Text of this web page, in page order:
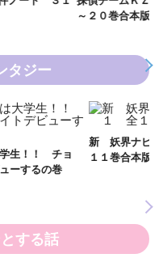
０巻合本版
タジー
妖界ナビ・ルナ１～１１ 全
巻合本版
する話